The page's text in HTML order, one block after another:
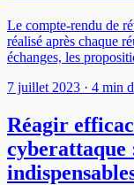
Le compte-rendu de
réalisé après chaque
échanges, les
7 juillet 2023 · 4 min
Réagir
cyberattaque